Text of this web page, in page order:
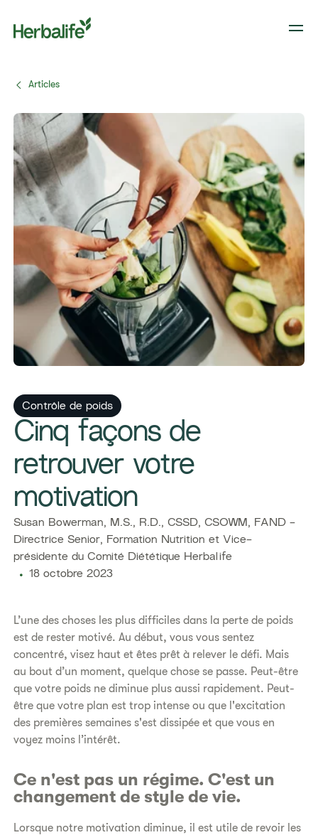
Articles
Contrôle de poids
​​Cinq façons de
retrouver votre
motivation​
Susan Bowerman, ​M.S., R.D., CSSD, CSOWM, FAND -
Directrice Senior, Formation Nutrition et ​Vice-
présidente du Comité Diététique Herbalife
18 octobre 2023
L’une des choses les plus difficiles dans la perte de poids
est de rester motivé. Au début, vous vous sentez
concentré, visez haut et êtes prêt à relever le défi. Mais
au bout d’un moment, quelque chose se passe. Peut-être
que votre poids ne diminue plus aussi rapidement. Peut-
être que votre plan est trop intense ou que l'excitation
des premières semaines s'est dissipée et que vous en
voyez moins l’intérêt.
Ce n'est pas un régime. C'est un
changement de style de vie.
Lorsque notre motivation diminue, il est utile de revoir les